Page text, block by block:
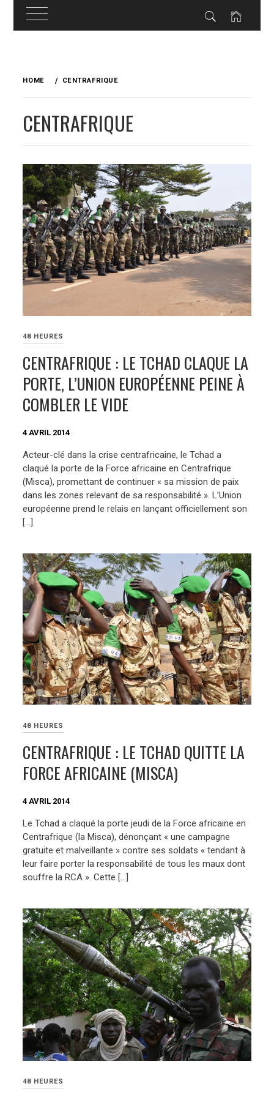
HOME CENTRAFRIQUE
CENTRAFRIQUE
48 HEURES
CENTRAFRIQUE : LE TCHAD CLAQUE LA
PORTE, L’UNION EUROPÉENNE PEINE À
COMBLER LE VIDE
4 AVRIL 2014
Acteur-clé dans la crise centrafricaine, le Tchad a
claqué la porte de la Force africaine en Centrafrique
(Misca), promettant de continuer « sa mission de paix
dans les zones relevant de sa responsabilité ». L’Union
européenne prend le relais en lançant officiellement son
[…]
48 HEURES
CENTRAFRIQUE : LE TCHAD QUITTE LA
FORCE AFRICAINE (MISCA)
4 AVRIL 2014
Le Tchad a claqué la porte jeudi de la Force africaine en
Centrafrique (la Misca), dénonçant « une campagne
gratuite et malveillante » contre ses soldats « tendant à
leur faire porter la responsabilité de tous les maux dont
souffre la RCA ». Cette […]
48 HEURES